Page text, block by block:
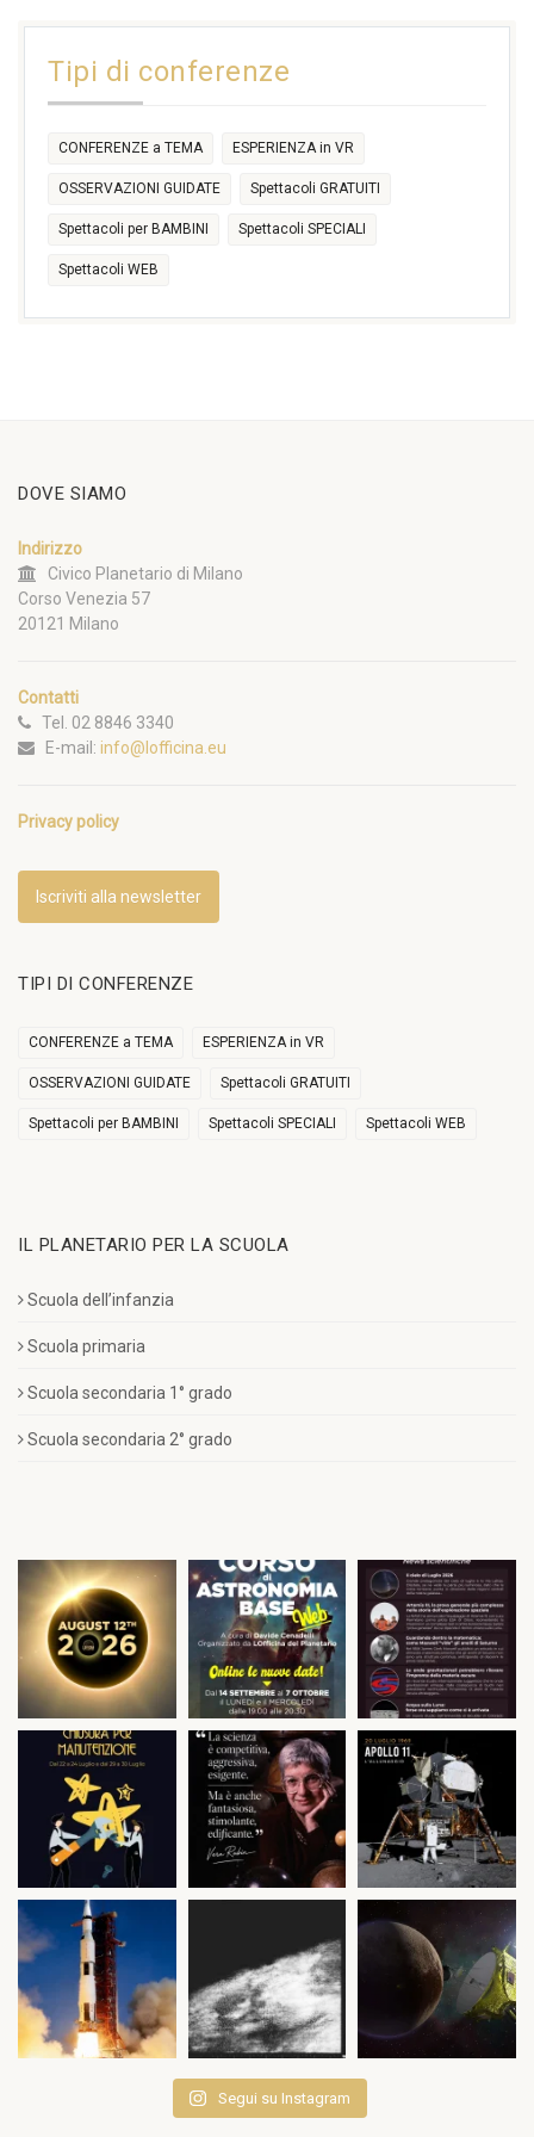
17:30
Tipi di conferenze
CONFERENZE a TEMA ESPERIENZA in VR
OSSERVAZIONI GUIDATE Spettacoli GRATUITI
Spettacoli per BAMBINI Spettacoli SPECIALI
Spettacoli WEB
DOVE SIAMO
Indirizzo
Civico Planetario di Milano
Corso Venezia 57
20121 Milano
Contatti
Tel. 02 8846 3340
E-mail: info@lofficina.eu
Privacy policy
Iscriviti alla newsletter
TIPI DI CONFERENZE
CONFERENZE a TEMA ESPERIENZA in VR
OSSERVAZIONI GUIDATE Spettacoli GRATUITI
Spettacoli per BAMBINI Spettacoli SPECIALI Spettacoli WEB
IL PLANETARIO PER LA SCUOLA
Scuola dell’infanzia
Scuola primaria
Scuola secondaria 1° grado
Scuola secondaria 2° grado
Segui su Instagram